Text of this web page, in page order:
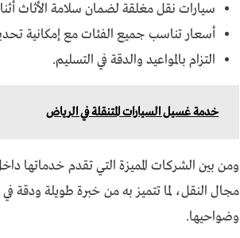
سيارات نقل مغلقة لضمان سلامة الأثاث
أسعار تناسب جميع الفئات مع إمكانية
التزام بالمواعيد والدقة في التسليم.
خدمة غسيل السيارات المتنقلة في الرياض
ومن بين الشركات المميزة التي تقدم خدماتها
مجال النقل، لما تتميز به من خبرة طويلة ودقة
وضواحيها.